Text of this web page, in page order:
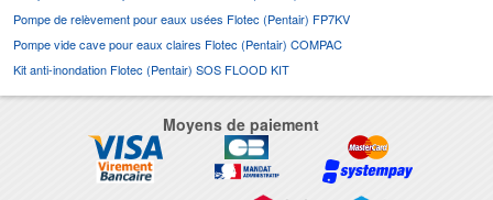
Pompe de relèvement pour eaux usées Flotec (Pentair) FP7KV
Pompe vide cave pour eaux claires Flotec (Pentair) COMPAC
Kit anti-inondation Flotec (Pentair) SOS FLOOD KIT
Moyens de paiement